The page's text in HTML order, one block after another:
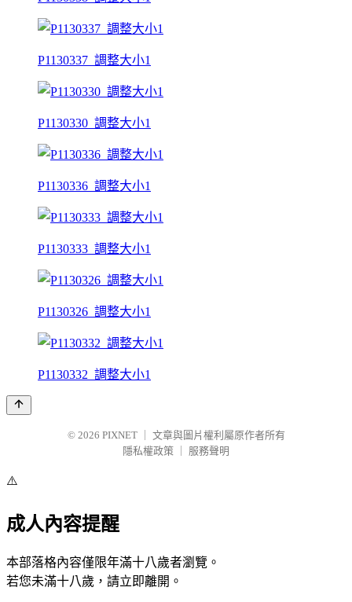
P1130337_調整大小1
P1130330_調整大小1
P1130336_調整大小1
P1130333_調整大小1
P1130326_調整大小1
P1130332_調整大小1
© 2026 PIXNET
文章與圖片權利屬原作者所有
隱私權政策
服務聲明
⚠️
成人內容提醒
本部落格內容僅限年滿十八歲者瀏覽。
若您未滿十八歲，請立即離開。